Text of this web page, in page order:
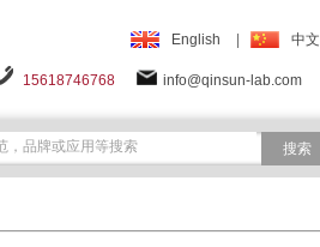
English 中文
15618746768 info@qinsun-lab.com